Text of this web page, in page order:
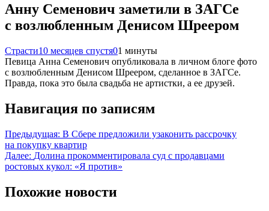
Анну Семенович заметили в ЗАГСе
с возлюбленным Денисом Шреером
Страсти10 месяцев спустя01 минуты
Певица Анна Семенович опубликовала в личном блоге фото
с возлюбленным Денисом Шреером, сделанное в ЗАГСе.
Правда, пока это была свадьба не артистки, а ее друзей.
Навигация по записям
Предыдущая: В Сбере предложили узаконить рассрочку
на покупку квартир
Далее: Долина прокомментировала суд с продавцами
ростовых кукол: «Я против»
Похожие новости